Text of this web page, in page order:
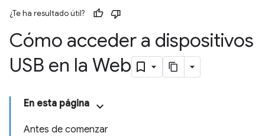
¿Te ha resultado útil?
Cómo acceder a dispositivos
USB en la Web
En esta página
Antes de comenzar